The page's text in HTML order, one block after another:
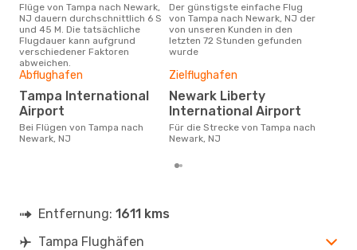
Flüge von Tampa nach Newark,
NJ dauern durchschnittlich 6 S
und 45 M. Die tatsächliche
Flugdauer kann aufgrund
verschiedener Faktoren
abweichen.
Der günstigste einfache Flug
von Tampa nach Newark, NJ der
von unseren Kunden in den
letzten 72 Stunden gefunden
wurde
Abflughafen
Tampa International
Airport
Bei Flügen von Tampa nach
Newark, NJ
Zielflughafen
Newark Liberty
International Airport
Für die Strecke von Tampa nach
Newark, NJ
Entfernung: 1611 kms
Tampa Flughäfen